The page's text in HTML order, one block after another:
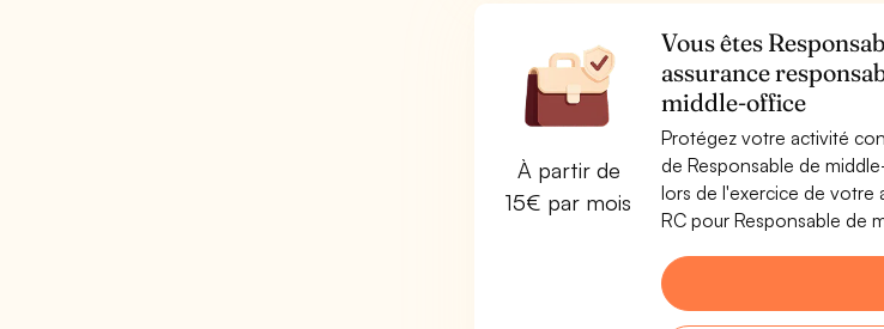
À partir de
15€ par mois
Vous êtes
assurance
middle-office
Protégez votre activité
de Responsable de
lors de l'exercice de votre
RC pour Responsable de